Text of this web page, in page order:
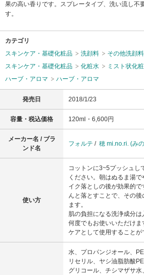
果の高い香りです。スプレータイプ、洗い流し不
す。
カテゴリ
スキンケア・基礎化粧品
洗顔料
その他洗顔料
スキンケア・基礎化粧品
化粧水
ミスト状化
ハーブ・アロマ
ハーブ・アロマ
発売日 2018/1/23
容量・税込価格 120ml・6,600円
メーカー名 / ブラ
ンド名
フォルテ / 穂 mi.no.ri. (み
使い方
コットンに3~5プッシュし
ください。朝はぬるま湯
イク落としの後が効果的
んと落とすことで、その
ます。
肌の負担になる洗浄成分
何度でもお使いいただけ
ケアとして使用することが
水、プロパンジオール、
リセリル、ヤシ油脂肪酸
グリコール、チシマザサ